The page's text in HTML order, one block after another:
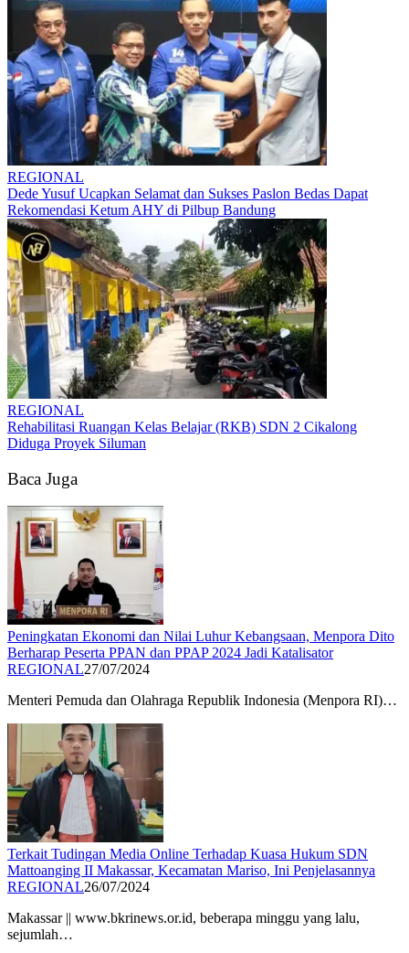
REGIONAL
Dede Yusuf Ucapkan Selamat dan Sukses Paslon Bedas Dapat
Rekomendasi Ketum AHY di Pilbup Bandung
REGIONAL
Rehabilitasi Ruangan Kelas Belajar (RKB) SDN 2 Cikalong
Diduga Proyek Siluman
Baca Juga
Peningkatan Ekonomi dan Nilai Luhur Kebangsaan, Menpora Dito
Berharap Peserta PPAN dan PPAP 2024 Jadi Katalisator
REGIONAL27/07/2024
Menteri Pemuda dan Olahraga Republik Indonesia (Menpora RI)…
Terkait Tudingan Media Online Terhadap Kuasa Hukum SDN
Mattoanging II Makassar, Kecamatan Mariso, Ini Penjelasannya
REGIONAL26/07/2024
Makassar || www.bkrinews.or.id, beberapa minggu yang lalu,
sejumlah…